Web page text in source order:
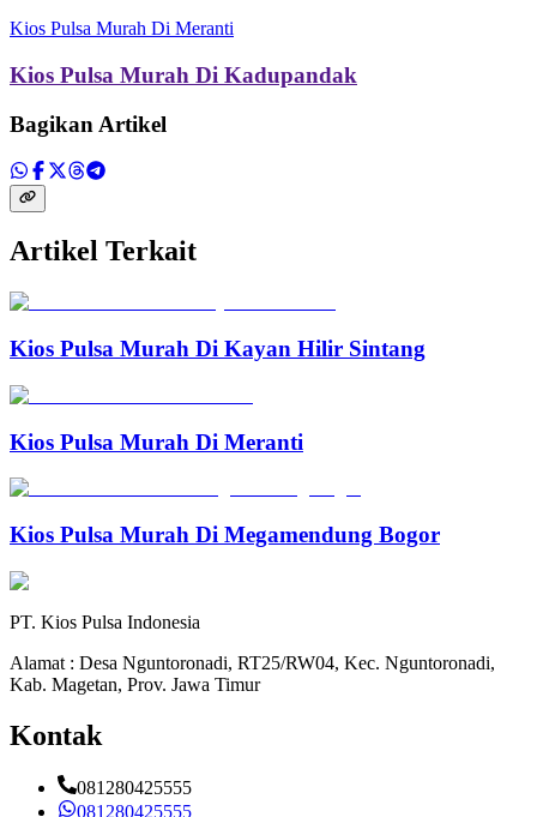
Kios Pulsa Murah Di Meranti
Kios Pulsa Murah Di Kadupandak
Bagikan Artikel
Artikel Terkait
Kios Pulsa Murah Di Kayan Hilir Sintang
Kios Pulsa Murah Di Meranti
Kios Pulsa Murah Di Megamendung Bogor
PT. Kios Pulsa Indonesia
Alamat : Desa Nguntoronadi, RT25/RW04, Kec. Nguntoronadi,
Kab. Magetan, Prov. Jawa Timur
Kontak
081280425555
081280425555